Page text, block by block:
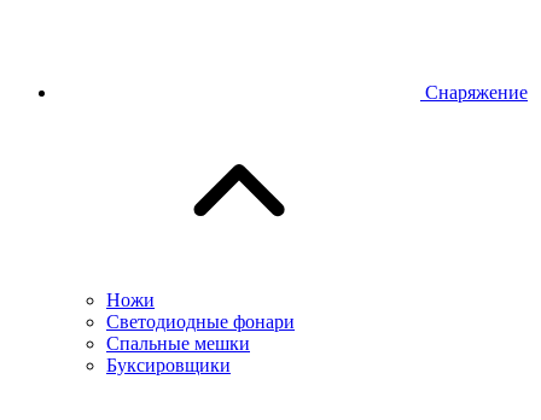
Снаряжение
Ножи
Светодиодные фонари
Спальные мешки
Буксировщики